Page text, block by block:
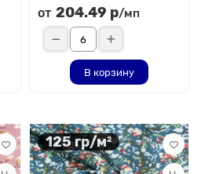
от 204.49 р/мп
В корзину
125 гр/м²